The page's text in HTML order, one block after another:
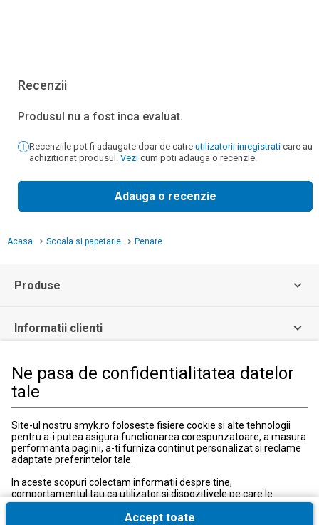
Ne pasa de confidentialitatea datelor
tale
Site-ul nostru smyk.ro foloseste fisiere cookie si alte tehnologii
pentru a-i putea asigura functionarea corespunzatoare, a masura
performanta paginii, a-ti furniza continut personalizat si reclame
adaptate preferintelor tale.
In aceste scopuri colectam informatii despre tine,
comportamentul tau ca utilizator si dispozitivele pe care le
utilizezi, inclusiv cele necesare pentru functionarea
corespunzatoare a site-ului smyk.ro. Aceste fisiere cookie
Accept toate
Recenzii
Produsul nu a fost inca evaluat.
Recenziile pot fi adaugate doar de catre utilizatorii inregistrati care au
achizitionat produsul. Vezi cum poti adauga o recenzie.
Adauga o recenzie
Acasa Scoala si papetarie Penare
Produse
Informatii clienti
Informatii legale
Formular de contact
031 40 50 900
Program: